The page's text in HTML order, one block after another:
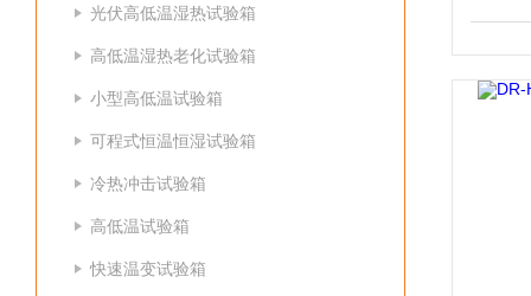
光伏高低温湿热试验箱
高低温湿热老化试验箱
小型高低温试验箱
可程式恒温恒湿试验箱
冷热冲击试验箱
高低温试验箱
快速温变试验箱